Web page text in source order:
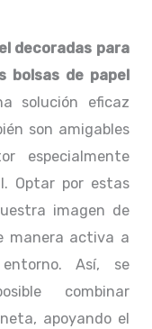
decoradas para
bolsas de papel
solución eficaz
son amigables
especialmente
Optar por estas
imagen de
manera activa a
Así, se
combinar
apoyando el